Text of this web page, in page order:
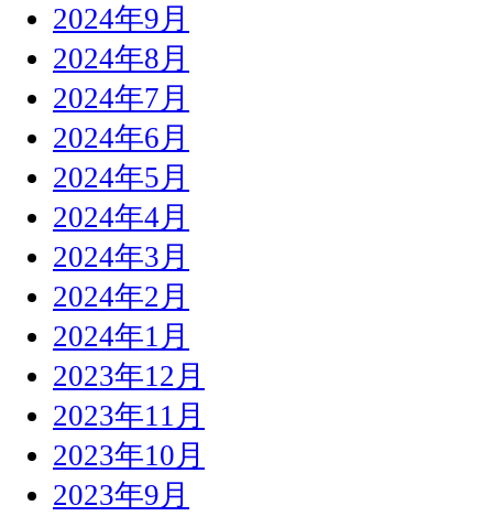
2024年9月
2024年8月
2024年7月
2024年6月
2024年5月
2024年4月
2024年3月
2024年2月
2024年1月
2023年12月
2023年11月
2023年10月
2023年9月